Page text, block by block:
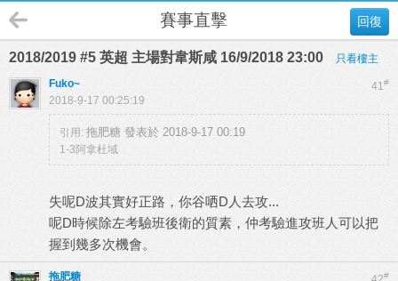
回復
賽事直擊
2018/2019 #5 英超 主場對韋斯咸 16/9/2018 23:00 只看樓主
41#
Fuko~
2018-9-17 00:25:19
引用: 拖肥糖 發表於 2018-9-17 00:19
1-3阿拿杜域
失呢D波其實好正路，你谷哂D人去攻...
呢D時候除左考驗班後衛的質素，仲考驗進攻班人可以把
握到幾多次機會。
#
拖肥糖